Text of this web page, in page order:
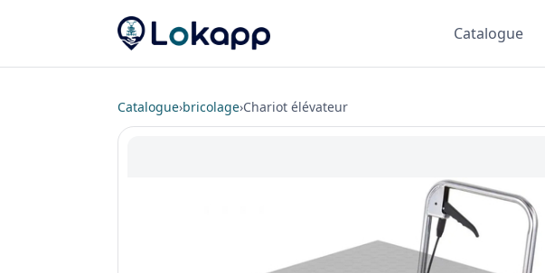
Catalogue
Catalogue›bricolage›Chariot élévateur